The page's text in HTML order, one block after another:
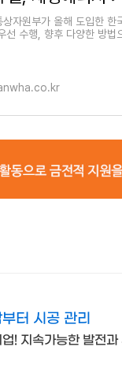
자원부가 올해 도입한 한
선 수행, 향후 다양한 방
터 시공 관리
! 지속가능한 발전과